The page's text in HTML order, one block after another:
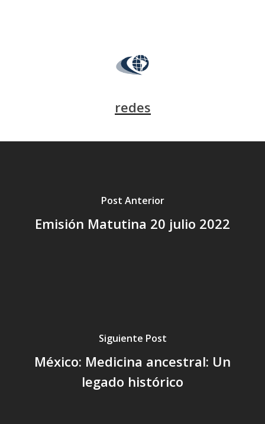
redes
Post Anterior
Emisión Matutina 20 julio 2022
Siguiente Post
México: Medicina ancestral: Un
legado histórico